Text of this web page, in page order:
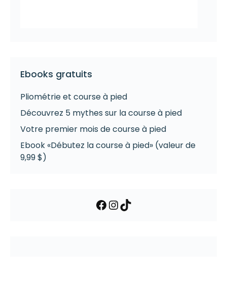
Ebooks gratuits
Pliométrie et course à pied
Découvrez 5 mythes sur la course à pied
Votre premier mois de course à pied
Ebook «Débutez la course à pied» (valeur de
9,99 $)
Facebook
Instagram
TikTok